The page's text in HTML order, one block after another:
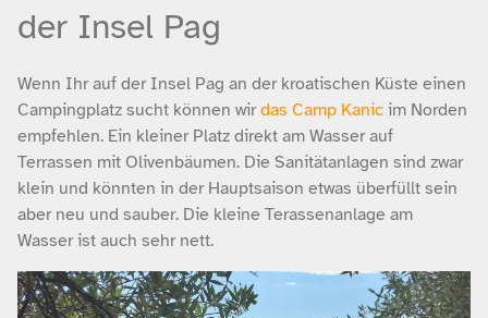
der Insel Pag
Wenn Ihr auf der Insel Pag an der kroatischen Küste einen
Campingplatz sucht können wirdas Camp Kanic im Norden
empfehlen. Ein kleiner Platz direkt am Wasser auf
Terrassen mit Olivenbäumen. Die Sanitätanlagen sind zwar
klein und könnten in der Hauptsaison etwas überfüllt sein
aber neu und sauber. Die kleine Terassenanlage am
Wasser ist auch sehr nett.